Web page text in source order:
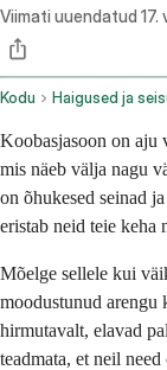
Viimati uuendatud 17.
Kodu Haigused ja
Koobasjasoon on aju
mis näeb välja nagu
on õhukesed seinad
eristab neid teie keha
Mõelge sellele kui
moodustunud
hirmutavalt, elavad
teadmata, et neil